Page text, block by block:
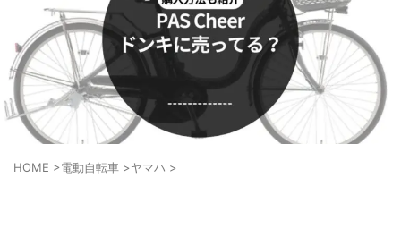
HOME >電動自転車 >ヤマハ >